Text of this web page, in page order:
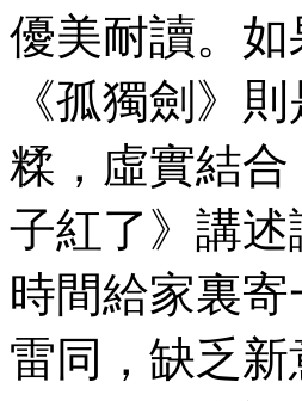
優美耐讀。
《孤獨劍》
糅，虛實結
子紅了》講
時間給家裏
雷同，缺乏新